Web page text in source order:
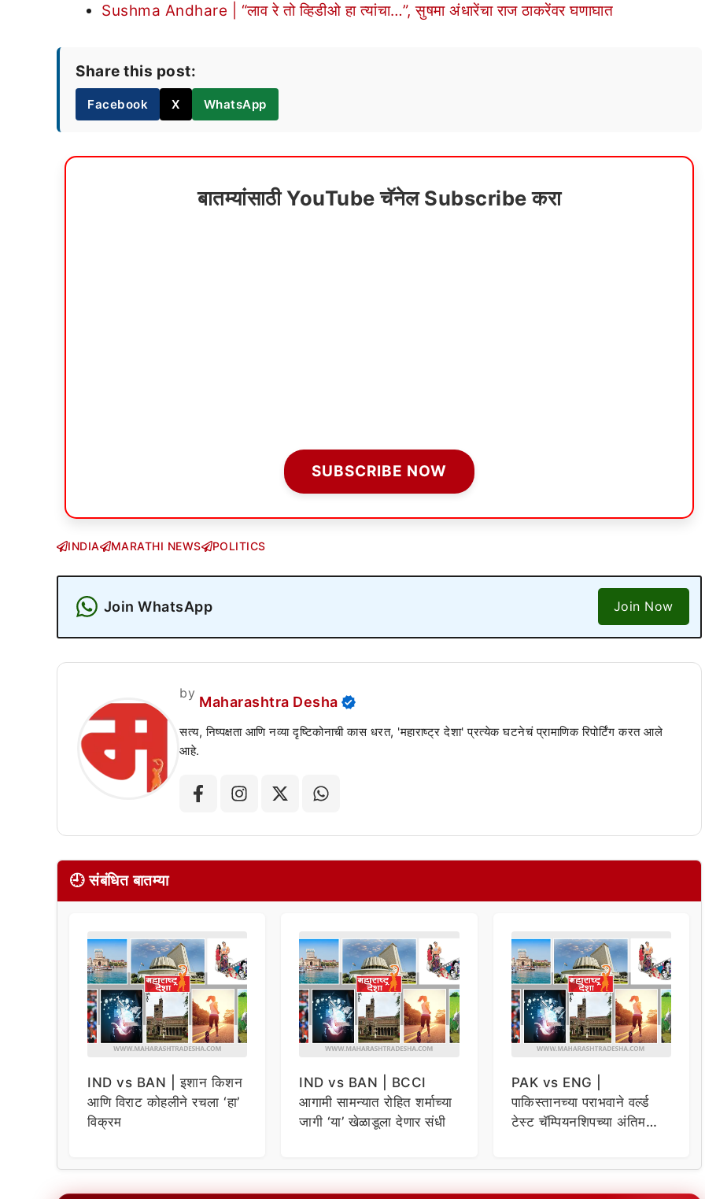
Sushma Andhare | “लाव रे तो व्हिडीओ हा त्यांचा…”, सुषमा अंधारेंचा राज ठाकरेंवर घणाघात
Share this post:
Facebook X WhatsApp
बातम्यांसाठी YouTube चॅनेल Subscribe करा
SUBSCRIBE NOW
INDIA MARATHI NEWS POLITICS
Join WhatsApp Join Now
by
Maharashtra Desha
सत्य, निष्पक्षता आणि नव्या दृष्टिकोनाची कास धरत, 'महाराष्ट्र देशा' प्रत्येक घटनेचं प्रामाणिक रिपोर्टिंग करत आले
आहे.
🕘 संबंधित बातम्या
IND vs BAN | इशान किशन
आणि विराट कोहलीने रचला ‘हा’
विक्रम
IND vs BAN | BCCI
आगामी सामन्यात रोहित शर्माच्या
जागी ‘या’ खेळाडूला देणार संधी
PAK vs ENG |
पाकिस्तानच्या पराभवाने वर्ल्ड
टेस्ट चॅम्पियनशिपच्या अंतिम